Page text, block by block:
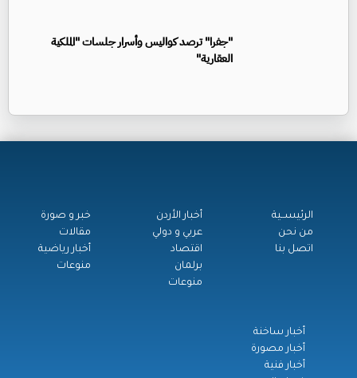
"جفرا" ترصد كواليس وأسرار جلسات "الملكية
العقارية"
الرئيســية
من نحن
اتصل بنا
أخبار الأردن
عربي و دولي
اقتصاد
برلمان
منوعات
خبر و صورة
مقالات
أخبار رياضية
منوعات
أخبار ساخنة
أخبار مصورة
أخبار فنية